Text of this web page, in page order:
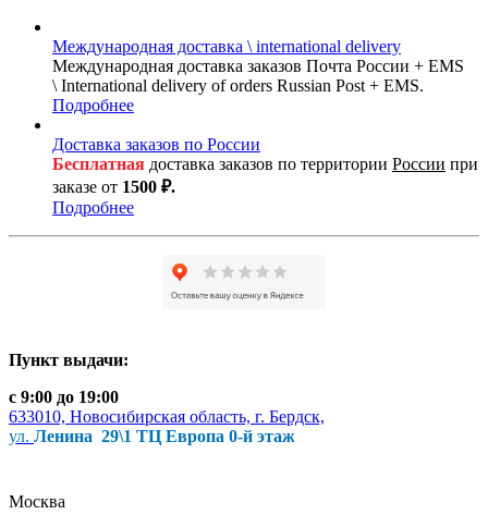
Международная доставка \ international delivery
Международная доставка заказов Почта России + EMS
\ International delivery of orders Russian Post + EMS.
Подробнее
Доставка заказов по России
Бесплатная доставка заказов по территории России при
заказе от 1500 ₽.
Подробнее
Пункт выдачи:
с 9:00 до 19:00
633010, Новосибирская область, г. Бердск,
ул. Ленина 29\1 ТЦ Европа 0-й этаж
Москва